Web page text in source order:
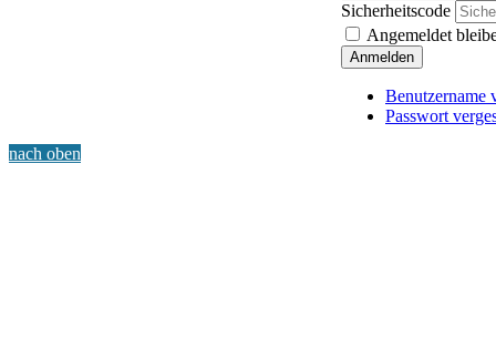
Sicherheitscode
Angemeldet
Anmelden
Benutzername
Passwort
nach oben